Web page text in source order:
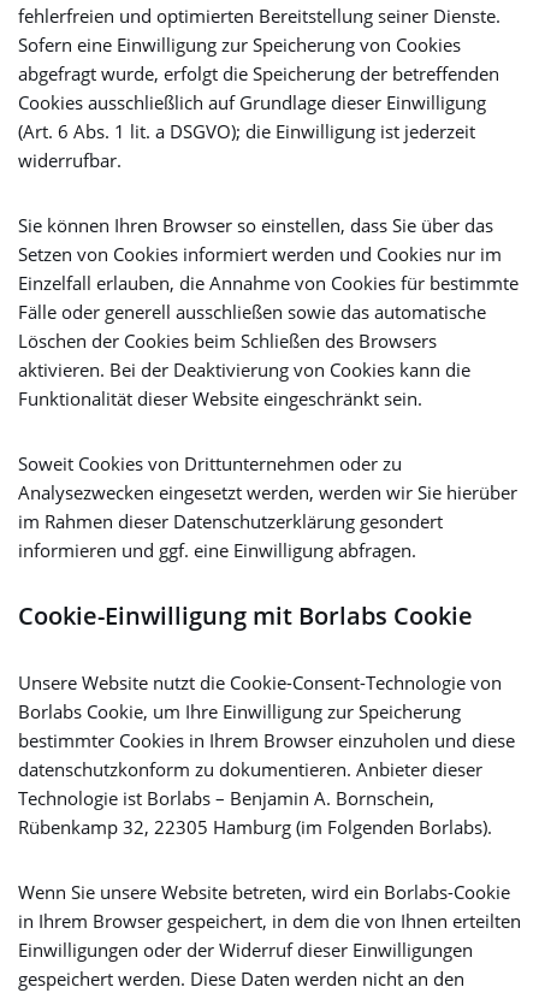
fehlerfreien und optimierten Bereitstellung seiner Dienste.
Sofern eine Einwilligung zur Speicherung von Cookies
abgefragt wurde, erfolgt die Speicherung der betreffenden
Cookies ausschließlich auf Grundlage dieser Einwilligung
(Art. 6 Abs. 1 lit. a DSGVO); die Einwilligung ist jederzeit
widerrufbar.
Sie können Ihren Browser so einstellen, dass Sie über das
Setzen von Cookies informiert werden und Cookies nur im
Einzelfall erlauben, die Annahme von Cookies für bestimmte
Fälle oder generell ausschließen sowie das automatische
Löschen der Cookies beim Schließen des Browsers
aktivieren. Bei der Deaktivierung von Cookies kann die
Funktionalität dieser Website eingeschränkt sein.
Soweit Cookies von Drittunternehmen oder zu
Analysezwecken eingesetzt werden, werden wir Sie hierüber
im Rahmen dieser Datenschutzerklärung gesondert
informieren und ggf. eine Einwilligung abfragen.
Cookie-Einwilligung mit Borlabs Cookie
Unsere Website nutzt die Cookie-Consent-Technologie von
Borlabs Cookie, um Ihre Einwilligung zur Speicherung
bestimmter Cookies in Ihrem Browser einzuholen und diese
datenschutzkonform zu dokumentieren. Anbieter dieser
Technologie ist Borlabs – Benjamin A. Bornschein,
Rübenkamp 32, 22305 Hamburg (im Folgenden Borlabs).
Wenn Sie unsere Website betreten, wird ein Borlabs-Cookie
in Ihrem Browser gespeichert, in dem die von Ihnen erteilten
Einwilligungen oder der Widerruf dieser Einwilligungen
gespeichert werden. Diese Daten werden nicht an den